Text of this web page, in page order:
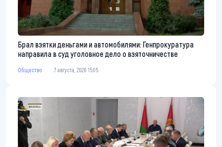
Брал взятки деньгами и автомобилями: Генпрокуратура
направила в суд уголовное дело о взяточничестве
Общество 7 августа, 2026 15:05